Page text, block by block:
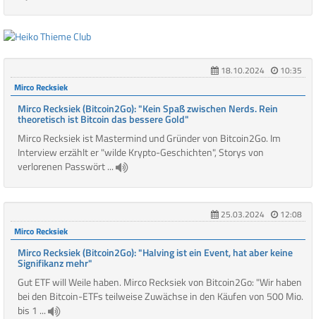
18.10.2024
10:35
Mirco Recksiek
Mirco Recksiek (Bitcoin2Go): "Kein Spaß zwischen Nerds. Rein
theoretisch ist Bitcoin das bessere Gold"
Mirco Recksiek ist Mastermind und Gründer von Bitcoin2Go. Im
Interview erzählt er "wilde Krypto-Geschichten", Storys von
verlorenen Passwört ...
25.03.2024
12:08
Mirco Recksiek
Mirco Recksiek (Bitcoin2Go): "Halving ist ein Event, hat aber keine
Signifikanz mehr"
Gut ETF will Weile haben. Mirco Recksiek von Bitcoin2Go: "Wir haben
bei den Bitcoin-ETFs teilweise Zuwächse in den Käufen von 500 Mio.
bis 1 ...